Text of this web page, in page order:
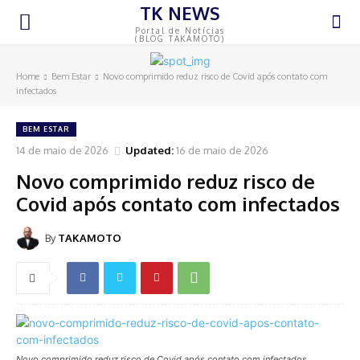
TK NEWS
Portal de Notícias
(BLOG TAKAMOTO)
Home Bem Estar
Novo comprimido reduz risco de Covid após contato com
infectados
BEM ESTAR
14 de maio de 2026 Updated:16 de maio de 2026
Novo comprimido reduz risco de
Covid após contato com infectados
By TAKAMOTO